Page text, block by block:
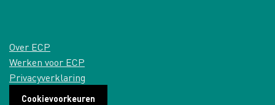
Over ECP
Werken voor ECP
Privacyverklaring
Cookievoorkeuren